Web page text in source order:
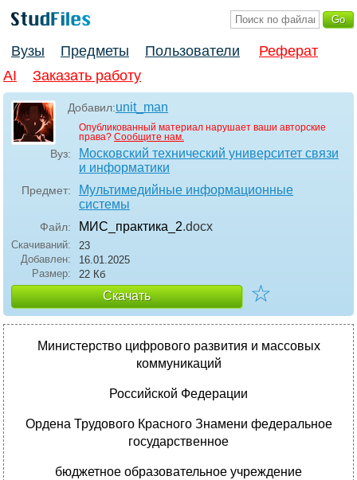
Вузы Предметы Пользователи
Реферат
AI
Заказать работу
Добавил:unit_man
Опубликованный материал нарушает ваши авторские
права? Сообщите нам.
Вуз:
Московский технический университет связи
и информатики
Предмет:
Мультимедийные информационные
системы
Файл: МИС_практика_2.docx
Скачиваний:
23
Добавлен:
16.01.2025
Размер:
22 Кб
Скачать ☆
Министерство цифрового развития и массовых
коммуникаций
Российской Федерации
Ордена Трудового Красного Знамени федеральное
государственное
бюджетное образовательное учреждение